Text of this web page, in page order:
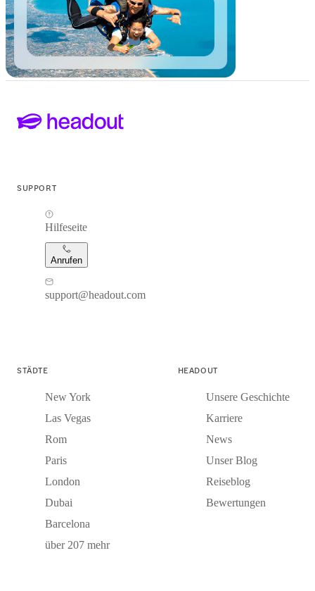
SUPPORT
Hilfeseite
Anrufen
support@headout.com
STÄDTE
New York
Las Vegas
Rom
Paris
London
Dubai
Barcelona
über 207 mehr
HEADOUT
Unsere Geschichte
Karriere
News
Unser Blog
Reiseblog
Bewertungen